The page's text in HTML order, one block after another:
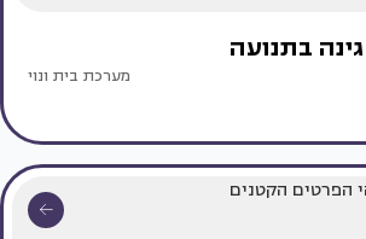
בתנועה
מערכת בית ונוי